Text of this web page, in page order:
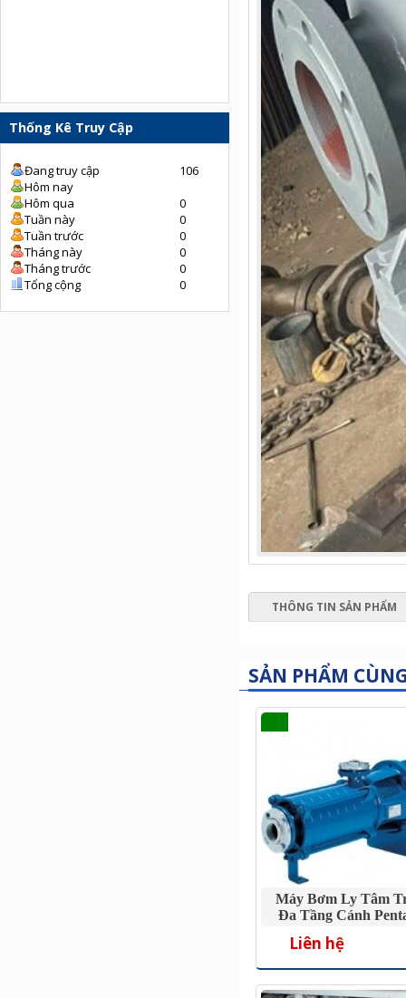
Thống Kê Truy Cập
Đang truy cập
106
Hôm nay
Hôm qua
0
Tuần này
0
Tuần trước
0
Tháng này
0
Tháng trước
0
Tổng cộng
0
THÔNG TIN SẢN PHẨM
SẢN PHẨM
Máy Bơm Ly Tâm
Đa Tầng Cánh
Liên hệ